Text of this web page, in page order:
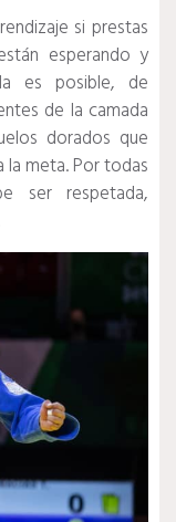
si prestas
esperando y
es posible, de
de la camada
dorados que
la meta.Por todas
ser respetada,